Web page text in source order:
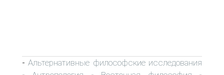
-Альтернативные философские исследования